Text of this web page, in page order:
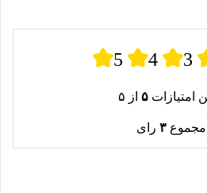
5 4 3
امتیازات ۵ از ۵
مجموع ۳ رای